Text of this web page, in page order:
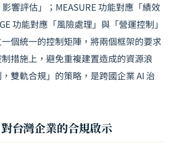
影響評估」；MEASURE 功能對應「績效
功能對應「風險處理」與「營運控制」
個統一的控制矩陣，將兩個框架的要求
措施上，避免重複建置造成的資源浪
雙軌合規」的策略，是跨國企業 AI 治
台灣企業的合規啟示